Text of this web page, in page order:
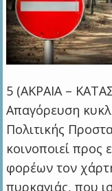
5 (AKΡΑΙΑ –
Απαγόρευση
Πολιτικής
κοινοποιεί
φορέων τον
πυρκαγιάς, που